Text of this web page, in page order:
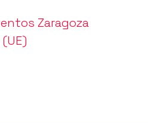
Zaragoza